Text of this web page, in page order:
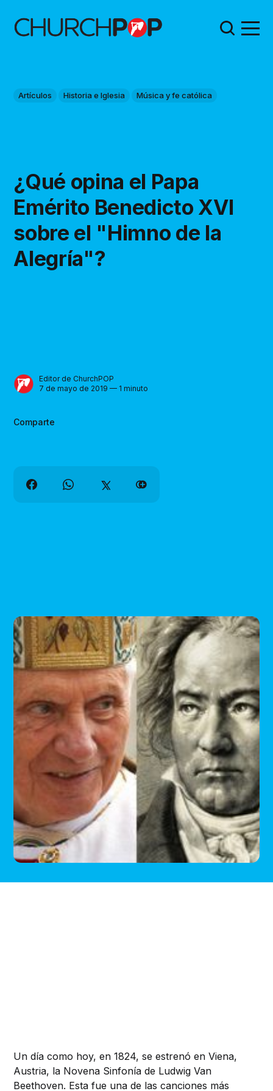
Artículos Historia e Iglesia Música y fe católica
¿Qué opina el Papa
Emérito Benedicto XVI
sobre el "Himno de la
Alegría"?
Editor de ChurchPOP
7 de mayo de 2019 — 1 minuto
Comparte
Un día como hoy, en 1824, se estrenó en Viena,
Austria, la Novena Sinfonía de Ludwig Van
Beethoven. Esta fue una de las canciones más